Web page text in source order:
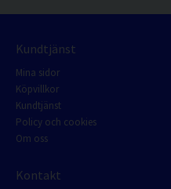
Kundtjänst
Mina sidor
Köpvillkor
Kundtjänst
Policy och cookies
Om oss
Kontakt